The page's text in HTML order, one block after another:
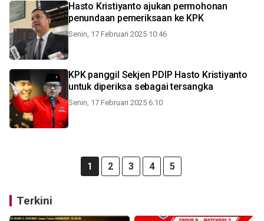
Hasto Kristiyanto ajukan permohonan
penundaan pemeriksaan ke KPK
Senin, 17 Februari 2025 10:46
KPK panggil Sekjen PDIP Hasto Kristiyanto
untuk diperiksa sebagai tersangka
Senin, 17 Februari 2025 6:10
1 2 3 4 5
Terkini